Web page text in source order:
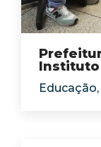
Instituto
Educação,